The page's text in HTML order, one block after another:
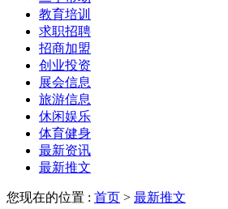
教育培训
求职招聘
招商加盟
创业投资
展会信息
旅游信息
休闲娱乐
体育健身
最新资讯
最新推文
您现在的位置 : 首页 > 最新推文